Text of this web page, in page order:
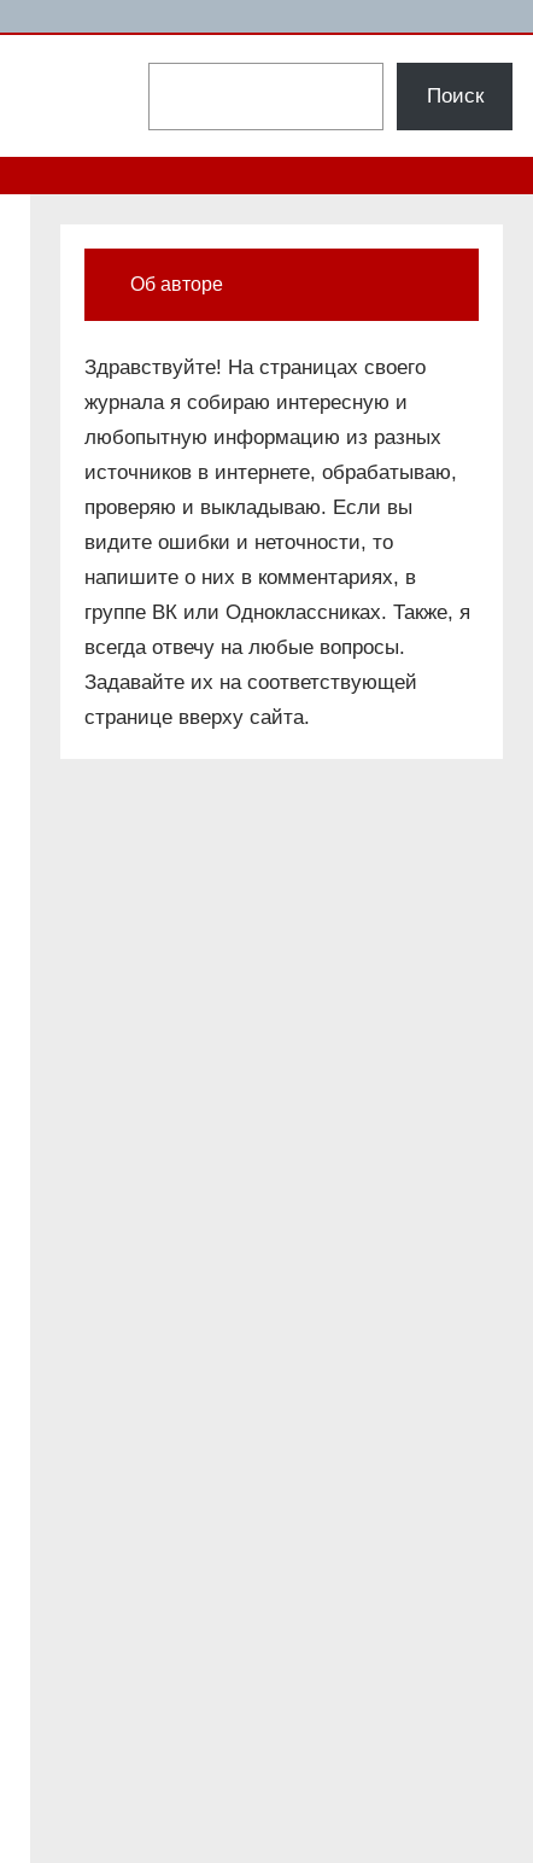
Поиск
Об авторе
Здравствуйте! На страницах своего
журнала я собираю интересную и
любопытную информацию из разных
источников в интернете, обрабатываю,
проверяю и выкладываю. Если вы
видите ошибки и неточности, то
напишите о них в комментариях, в
группе ВК или Одноклассниках. Также, я
всегда отвечу на любые вопросы.
Задавайте их на соответствующей
странице вверху сайта.